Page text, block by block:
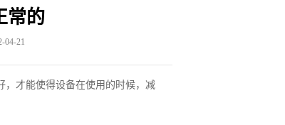
常的
04-21
才能使得设备在使用的时候，减